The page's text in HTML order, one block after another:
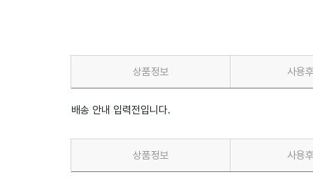
상품정보 사용
배송 안내 입력전입니다.
상품정보 사용